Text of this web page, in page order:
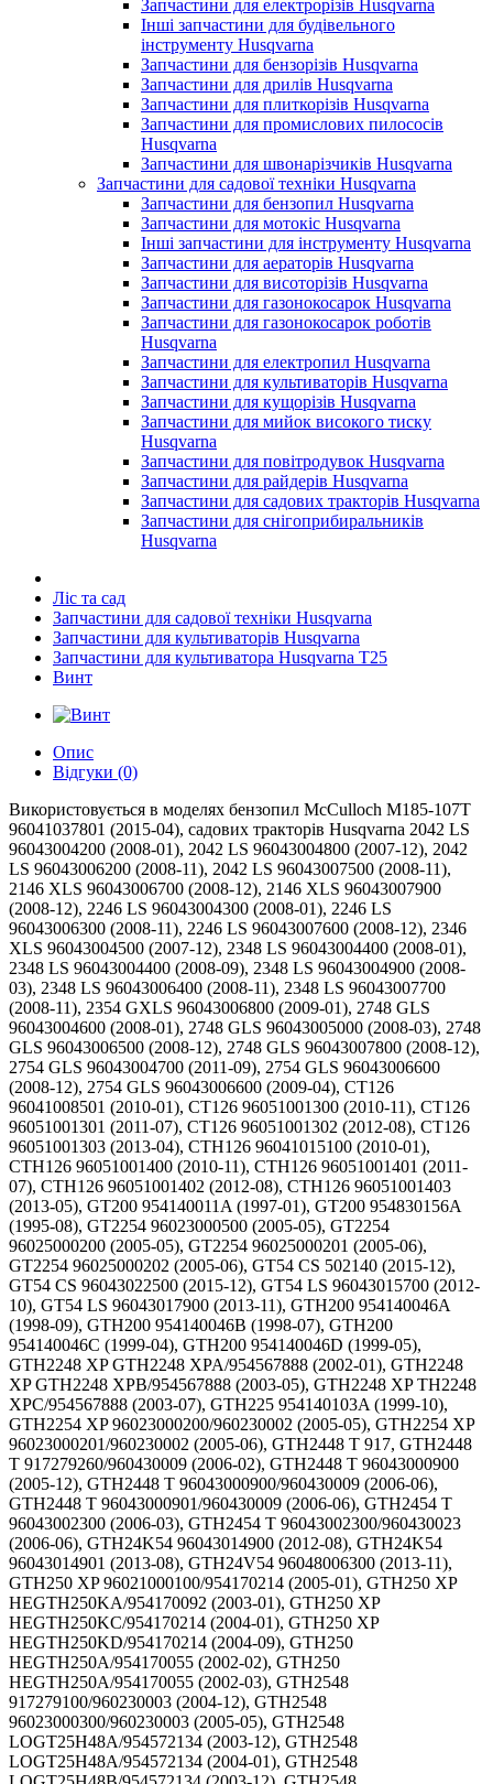
Запчастини для електрорізів Husqvarna
Інші запчастини для будівельного
інструменту Husqvarna
Запчастини для бензорізів Husqvarna
Запчастини для дрилів Husqvarna
Запчастини для плиткорізів Husqvarna
Запчастини для промислових пилососів
Husqvarna
Запчастини для швонарізчиків Husqvarna
Запчастини для садової техніки Husqvarna
Запчастини для бензопил Husqvarna
Запчастини для мотокіс Husqvarna
Інші запчастини для інструменту Husqvarna
Запчастини для аераторів Husqvarna
Запчастини для висоторізів Husqvarna
Запчастини для газонокосарок Husqvarna
Запчастини для газонокосарок роботів
Husqvarna
Запчастини для електропил Husqvarna
Запчастини для культиваторів Husqvarna
Запчастини для кущорізів Husqvarna
Запчастини для мийок високого тиску
Husqvarna
Запчастини для повітродувок Husqvarna
Запчастини для райдерів Husqvarna
Запчастини для садових тракторів Husqvarna
Запчастини для снігоприбиральників
Husqvarna
Ліс та сад
Запчастини для садової техніки Husqvarna
Запчастини для культиваторів Husqvarna
Запчастини для культиватора Husqvarna T25
Винт
Опис
Відгуки (0)
Використовується в моделях бензопил McCulloch M185-107T 96041037801 (2015-04), садових тракторів Husqvarna 2042 LS 96043004200 (2008-01), 2042 LS 96043004800 (2007-12), 2042 LS 96043006200 (2008-11), 2042 LS 96043007500 (2008-11), 2146 XLS 96043006700 (2008-12), 2146 XLS 96043007900 (2008-12), 2246 LS 96043004300 (2008-01), 2246 LS 96043006300 (2008-11), 2246 LS 96043007600 (2008-12), 2346 XLS 96043004500 (2007-12), 2348 LS 96043004400 (2008-01), 2348 LS 96043004400 (2008-09), 2348 LS 96043004900 (2008-03), 2348 LS 96043006400 (2008-11), 2348 LS 96043007700 (2008-11), 2354 GXLS 96043006800 (2009-01), 2748 GLS 96043004600 (2008-01), 2748 GLS 96043005000 (2008-03), 2748 GLS 96043006500 (2008-12), 2748 GLS 96043007800 (2008-12), 2754 GLS 96043004700 (2011-09), 2754 GLS 96043006600 (2008-12), 2754 GLS 96043006600 (2009-04), CT126 96041008501 (2010-01), CT126 96051001300 (2010-11), CT126 96051001301 (2011-07), CT126 96051001302 (2012-08), CT126 96051001303 (2013-04), CTH126 96041015100 (2010-01), CTH126 96051001400 (2010-11), CTH126 96051001401 (2011-07), CTH126 96051001402 (2012-08), CTH126 96051001403 (2013-05), GT200 954140011A (1997-01), GT200 954830156A (1995-08), GT2254 96023000500 (2005-05), GT2254 96025000200 (2005-05), GT2254 96025000201 (2005-06), GT2254 96025000202 (2005-06), GT54 CS 502140 (2015-12), GT54 CS 96043022500 (2015-12), GT54 LS 96043015700 (2012-10), GT54 LS 96043017900 (2013-11), GTH200 954140046A (1998-09), GTH200 954140046B (1998-07), GTH200 954140046C (1999-04), GTH200 954140046D (1999-05), GTH2248 XP GTH2248 XPA/954567888 (2002-01), GTH2248 XP GTH2248 XPB/954567888 (2003-05), GTH2248 XP TH2248 XPC/954567888 (2003-07), GTH225 954140103A (1999-10), GTH2254 XP 96023000200/960230002 (2005-05), GTH2254 XP 96023000201/960230002 (2005-06), GTH2448 T 917, GTH2448 T 917279260/960430009 (2006-02), GTH2448 T 96043000900 (2005-12), GTH2448 T 96043000900/960430009 (2006-06), GTH2448 T 96043000901/960430009 (2006-06), GTH2454 T 96043002300 (2006-03), GTH2454 T 96043002300/960430023 (2006-06), GTH24K54 96043014900 (2012-08), GTH24K54 96043014901 (2013-08), GTH24V54 96048006300 (2013-11), GTH250 XP 96021000100/954170214 (2005-01), GTH250 XP HEGTH250KA/954170092 (2003-01), GTH250 XP HEGTH250KC/954170214 (2004-01), GTH250 XP HEGTH250KD/954170214 (2004-09), GTH250 HEGTH250A/954170055 (2002-02), GTH250 HEGTH250A/954170055 (2002-03), GTH2548 917279100/960230003 (2004-12), GTH2548 96023000300/960230003 (2005-05), GTH2548 LOGT25H48A/954572134 (2003-12), GTH2548 LOGT25H48A/954572134 (2004-01), GTH2548 LOGT25H48B/954572134 (2003-12), GTH2548 LOGT25H48B/954572134 (2004-01), GTH2548A 954572004 (2004-05), GTH2548B 954572004 (2004-02), GTH2554 XP GTH2554XPA/954568427 (2004-08), GTH2554 XP GTH2554XPB/954568427 (2004-08), GTH260 TWIN 96041004400 960410044 (2007-02), GTH260 XP 96041000100 (2006-01), GTH263T 96041022600 (2011-04), GTH2648 96043003000/960430030 (2006-12), GTH2648 96043003001 (2008-01), GTH2648 96043003002 (2008-02), GTH264T 96041025000 (2012-01), GTH264T 96041025001 (2012-03), GTH264T 96041025100 (2012-01), GTH264T 96041031000 (2012-10), GTH264T 96041031100 (2012-10), GTH264T 96041033300 (2013-10), GTH264T 96041034600 (2013-10), GTH2654 T 96043001000/960430010 (2006-03), GTH2654 T 96043001001 (2006-03), GTH2654 T 96043001002 (2006-03), GTH2654 T 96043001002/960430010 (2006-03), GTH2654 96023000600/960230006 (2005-03), GTH2654 96025000100 (2005-06), GTH2654 96025000101 (2005-06), GTH26K54 T 96043001100 (2006-03), GTH26K54 T 96043001100/960430011 (2006-03), GTH26K54 T 96043001101 (2006-03), GTH26K54 T 96043001101/960430011 (2006-03), GTH26K54 96043003100/960430031 (2006-11), GTH26V54 96048003500 (2012-02), GTH26V54 96048003501 (2012-08), GTH2754 96023000400 (2005-06), GTH2754 96023000401 (2005-06), GTVH200 954140016A (1998-10), GTVH200 954140016B (1999-03), GTVH205 954140102B (2000-03), LG2654 96043018300 (2013-09), LGT24K54 240470 (2010-12), LGT24K54 240471 (2011-09), LGT24K54 240472 (2012-11), LGT2554 96045001500 (2009-01), LGT2554 96043009400 (2009-10), LGT2554 96045001501 (2009-05), LGT2554 96045001502 (2010-06), LGT2554 96045001503 (2012-02), LGT2554 96045001504 (2012-02), LGT2554 96045001701 (2012-03), LGT2654 96045000701 (2008-01), LGT2654 96045000701 (2008-01), LGT2654 96043003600/960430036 (2006-12), LGT2654 96043014800 (2012-10), LGT2654 96045000700/960450007 (2006-11), LGT2654 96045003700 (2011-09), LGT2654 96045003701 (2012-09), LGT2654 96045003800 (2011-09), LGT2654 96045003801 (2012-09), LGT2654 96045004700 (2013-08), LGT2654 96045005000 (2013-09), LGTH2454 96043010700 (2010-05), LGTH24V54 96048006200 (2013-11), LGTH26V54 96048004400 (2012-08), LOGTH2448 T 96045000300 (2006), LOGTH2448 T 96045000300/960450003 (2005-11), LOYTH20F42 T 96045000200 (2006), LOYTH20F42 T 96045000200/960450002 (2006-02), LOYTH20F42 T 96045000201 (2006), LOYTH20F42 T 96045000201/960450002 (2006-02), LR100 954000572 (1995-03), LT100 (1992-03), LT120 (1992-03), LT125 HC12542B/954002711 (1995-01), LT125 HC12542C/954002711 (1996-04), LT130 954140004A (1996-12), LT130 954140004A (1997-01), LT130 954830071A (1995-09), LT130 HALT130J/954110031 (2003-01), LT131 96011026402 (2008-11), LT131 96011026403 (2010-01), LT131 96011026404 (2010-03), LT131 96011026405 (2010-11), LT131 96011026406 (2011-09), LT131 96011026407 (2012-08), LT131 96011026408 (2013-08), LT131 96011026500 (2007-10), LT131 96011026501 (2008-01), LT131 96011026502 (2009-01), LT131 96011026503 (2010-02), LT19538 R 96041028200 (2012-05), LT19538 96041017000 (2010-02), LT19538 96041017001 (2010-08), LT19538 96041017002 (2011-01), LT19538 96041017003 (2011-05), LT19538 96041027500 (2011-08), LT19538R/96041028201 (2013-05), LT19538R/96041028202 (2014-05), LTA18538/96043021000 (2015-08), LTH 154 96041024301 (2012-07), LTH 154 96041034100 (2013-10), LTH 174 96041024400 (2011-12), LTH 174 96041024401 (2012-8), LTH 174 96041024500 (2011-12), LTH130 954140005A (1997-01), LTH130 954140005B (1997-01), LTH130 954140005C (1998-02), LTH130 954140005D (1998-02), LTH130 954140005E (1997-10), LTH130 954140005F (1998-07), LTH130 954140005G (1998-07), LTH130 954140005H (1998-07), LTH130 954140005J (1998-10), LTH130 954140005K (1999-03), LTH130 954140107A (1999-11), LTH130 954830061A (1996-01), LTH130 954830061B (1996-02), LTH130 HALTH130C/954110061 (2003-01), LTH1342 LTH1342A/954567031 (2000-12), LTH1342 LTH1342B/954567031 (2000-12), LTH1342 LTH1342C/954567031 (2001-11), LTH1342 LTHK1342A/954568519 (2002-01), LTH1342 LTHK1342B/954568519 (2002-02), LTH140 954001192A (1998-05), LTH140 954001192B (1998-05), LTH140 954001192C (1998-05), LTH141 96011030100 (2011-09), LTH141 96011030101 (2012-08), LTH141 96011030102 (2013-08), LTH1438 96043005800 (2011-06), LTH1438 96043006900 (2008-12), LTH1438 96043006900 (2008-12), LTH145 954140006A (1997-01), LTH145 954140006C (1998-02), LTH145 954140006D (1998-07), LTH151 96011011200/960110112 (2006-02), LTH151 96011011300 (2006-01), LTH151 96011011300 2006-01, LTH151 96041001900 (2007-02), LTH151 96041001901 (2007-05), LTH151 96041001902 (2007-10), LTH151 96041001903 (2008-01), LTH151 96041001905 (2008-09), LTH151 96041001906 (2009-01), LTH151 96041001907 (2010-01), LTH151 96041002000 (2007-02), LTH151 96041002001 (2007-05), LTH151 96041002002 (2008-09), LTH151 96041002002/960410020 (2007-10), LTH151 96041002003 (2008-01), LTH151 96041002004 (2009-01), LTH151 96041002005 (2009-01), LTH151 96041002006 (2010-01), LTH151 96041020100 (2010-10), LTH151 96041020101 (2011-05), LTH151 96041020700 (2010-09), LTH152 96011020000/960110200 (2006-03), LTH152 96041003000/960410030 (2007-02), LTH152 96041003002 (2007-10), LTH152 96041003003 (2008-01), LTH152 96041003004 (2008-09), LTH152 96041003005 (2010-01), LTH152 96041003006 (2010-01), LTH152 96041003007 (2010-11), LTH152 96041003008 (2011-07), LTH152 96041003009 (2012-08), LTH152 96041003010 (2013-09), LTH1538 96043003801 (2007-08), LTH1538 96043003800/960430038 (2006-12), LTH154 96041024200 (2012-01), LTH154 96041024201 (2012-07), LTH154 96041024300 (2012-01), LTH154 96041032900 (2013-10), LTH1542 96013000900 (2005-10), LTH1542 HAUB15H42A/954170086 (2003-01), LTH1542 HAUB15H42B (2004-01), LTH171 96041002300 (2007-03), LTH171 96041002301 (2007-06), LTH171 96041002302 (2007-10), LTH171 96041002303 (2008-09), LTH171 96041002304 (2010-01), LTH171 96041002305 (2010-04), LTH171 96041002400 (2007-02), LTH171 96041002402 (2008-01), LTH171 96041002403 (2009-01), LTH171 96041002404 (2010-01), LTH171 96041002405 (2010-02), LTH171 96041020200 (2010-10), LTH171 96041020800 (2010-08), LTH1738 96043024800 (2017-08), LTH174 96041024501 (2012-05), LTH174 96041033000 (2013-10), LTH174 96041034200 (2013-10), LTH1742 TWIN 96041006700 (2008-01), LTH1742 HAU17H42A/954170224 (2004-09), LTH1742 HAU17H42B/954170224 (2004-09), LTH1742 HAU17H42C/954170224 (2005-01), LTH1742 HAU17H42D/954170224 (2006-03), LTH1742 LTH1742A 954570376 (2002-11), LTH1742 LTH1742B 954570376 (2002-12), LTH1742 LTH1742C 954570376 (2003-02), LTH1742 LTH1742D 954570376 (2003-05), LTH1742T 96041006701 (2008-11), LTH1742T 96041006702 (2009-03), LTH1742T 96041006703 (2010-01), LTH1797 96011022100 960110221 (2006-05), LTH1797 96041005100 (2007-04), LTH1797 96041005101 (2008-09), LTH1797 96041005102 (2008-11), LTH1797 96041005103 (2009-03), LTH1797 96041005104 (2009-10), LTH1842 TWIN 96041005300 960410053 (2007-03), LTH1842 96011022200 (2006-01), LTH1842 96041005200 (2007-03), LTH1842 96041005201 (2008-11), LTH1842 96041005202 (2008-11), LTH1842 96041005203 (2009-01), LTH1842 96041005204 (2009-02), LTH1842 96041005205 (2010-01), LTH1842 96041005207 (2011-04), LTH1842 96041005208 (2012-11), LTH1842 96041005209 (2013-11), LTH1842 96041039400 (2018-05), LTH1842 HAU1842A 954170238 (2004-09), LTH1842 HAU1842B 954170238 (2005-01), LTH18538 250170 (2012-01), LTH18538 917, LTH18538 96043010400 (2009-11), LTH18538 96043010400 (2010-01), LTH18538 96043010500 (2010-04), LTH18538 96043013100 (2010-11), LTH18538 96043013101 (2010-12), LTH18538 96043013102 (2011-06), LTH18538